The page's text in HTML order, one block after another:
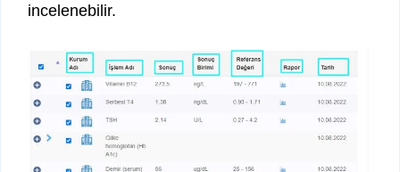
incelenebilir.